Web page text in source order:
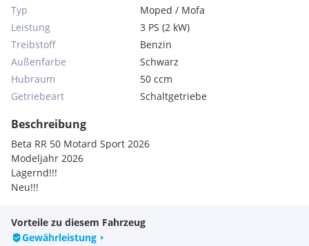
Typ
Moped / Mofa
Leistung
3 PS (2 kW)
Treibstoff
Benzin
Außenfarbe
Schwarz
Hubraum
50 ccm
Getriebeart
Schaltgetriebe
Beschreibung
Beta RR 50 Motard Sport 2026
Modeljahr 2026
Lagernd!!!
Neu!!!
Vorteile zu diesem Fahrzeug
Gewährleistung